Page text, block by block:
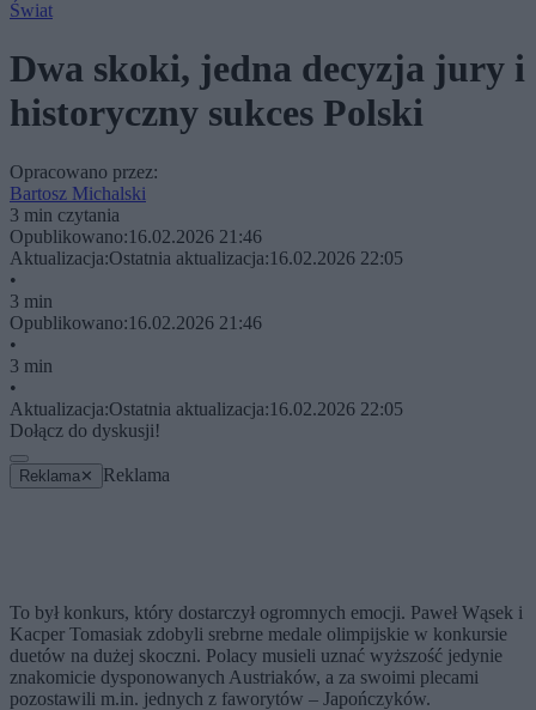
Świat
Dwa skoki, jedna decyzja jury i
historyczny sukces Polski
Opracowano przez:
Bartosz Michalski
3 min czytania
Opublikowano:16.02.2026 21:46
Aktualizacja:Ostatnia aktualizacja:16.02.2026 22:05
•
3 min
Opublikowano:16.02.2026 21:46
•
3 min
•
Aktualizacja:Ostatnia aktualizacja:16.02.2026 22:05
Dołącz do dyskusji!
Reklama ✕ Reklama
To był konkurs, który dostarczył ogromnych emocji. Paweł Wąsek i
Kacper Tomasiak zdobyli srebrne medale olimpijskie w konkursie
duetów na dużej skoczni. Polacy musieli uznać wyższość jedynie
znakomicie dysponowanych Austriaków, a za swoimi plecami
pozostawili m.in. jednych z faworytów – Japończyków.